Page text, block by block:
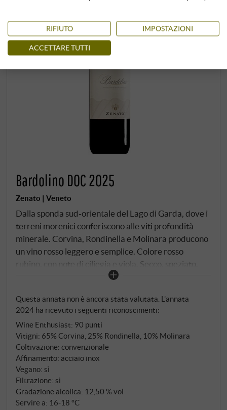
Bardolino DOC 2025
Zenato | Veneto
Dalla sponda sud-orientale del Lago di Garda, dove i
terreni morenici conferiscono alle viti profondità
minerale. Corvina, Rondinella e Molinara producono
un vino rosso leggero e semplice. Colore rosso
rubino, con note di ciliegia e viola. Secco, speziato,
con un fine sapore di mandorla nel finale. Dieci giorni
frutto e mantengono il vino snello. Servire a 14–16°C
con pizza, pasta o carni bianche, un grande vino da
tutti i giorni che non nasconde il suo territorio.
SUPERIORE.DE
Questa annata non è ancora stata valutata. L’annata
2024 ha ricevuto i seguenti riconoscimenti:
Wine Enthusiast: 90 punti
Vitigni: 65% Corvina, 25% Rondinella, 10% Molinara
Coltivazione: convenzionale
Affinamento: acciaio inox
Vegano: sì
Filtrazione: sì
Gradazione alcolica: 12,50 % vol
Servire a: 16‑18 °C
RIFIUTO IMPOSTAZIONI
ACCETTARE TUTTI